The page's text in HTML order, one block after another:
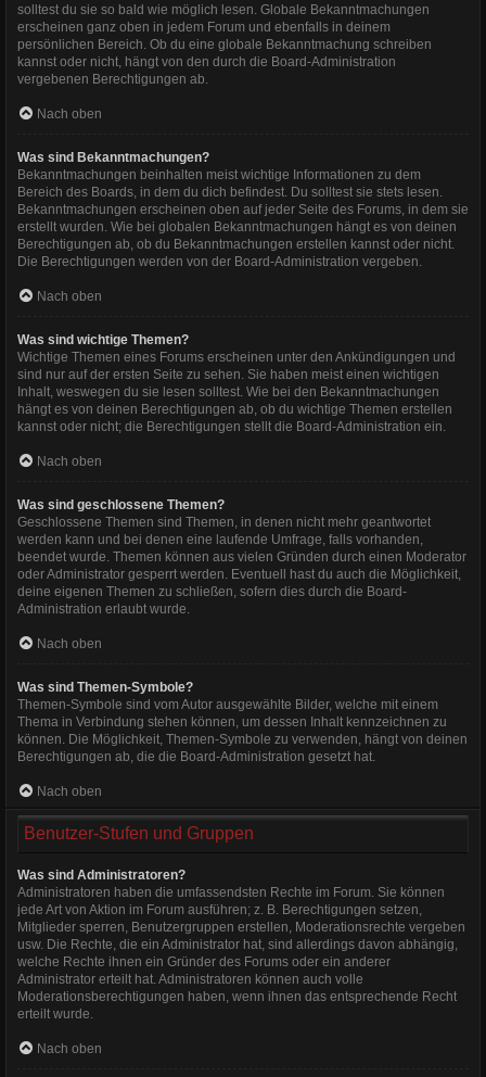
solltest du sie so bald wie möglich lesen. Globale Bekanntmachungen
erscheinen ganz oben in jedem Forum und ebenfalls in deinem
persönlichen Bereich. Ob du eine globale Bekanntmachung schreiben
kannst oder nicht, hängt von den durch die Board-Administration
vergebenen Berechtigungen ab.
Nach oben
Was sind Bekanntmachungen?
Bekanntmachungen beinhalten meist wichtige Informationen zu dem
Bereich des Boards, in dem du dich befindest. Du solltest sie stets lesen.
Bekanntmachungen erscheinen oben auf jeder Seite des Forums, in dem sie
erstellt wurden. Wie bei globalen Bekanntmachungen hängt es von deinen
Berechtigungen ab, ob du Bekanntmachungen erstellen kannst oder nicht.
Die Berechtigungen werden von der Board-Administration vergeben.
Nach oben
Was sind wichtige Themen?
Wichtige Themen eines Forums erscheinen unter den Ankündigungen und
sind nur auf der ersten Seite zu sehen. Sie haben meist einen wichtigen
Inhalt, weswegen du sie lesen solltest. Wie bei den Bekanntmachungen
hängt es von deinen Berechtigungen ab, ob du wichtige Themen erstellen
kannst oder nicht; die Berechtigungen stellt die Board-Administration ein.
Nach oben
Was sind geschlossene Themen?
Geschlossene Themen sind Themen, in denen nicht mehr geantwortet
werden kann und bei denen eine laufende Umfrage, falls vorhanden,
beendet wurde. Themen können aus vielen Gründen durch einen Moderator
oder Administrator gesperrt werden. Eventuell hast du auch die Möglichkeit,
deine eigenen Themen zu schließen, sofern dies durch die Board-
Administration erlaubt wurde.
Nach oben
Was sind Themen-Symbole?
Themen-Symbole sind vom Autor ausgewählte Bilder, welche mit einem
Thema in Verbindung stehen können, um dessen Inhalt kennzeichnen zu
können. Die Möglichkeit, Themen-Symbole zu verwenden, hängt von deinen
Berechtigungen ab, die die Board-Administration gesetzt hat.
Nach oben
Benutzer-Stufen und Gruppen
Was sind Administratoren?
Administratoren haben die umfassendsten Rechte im Forum. Sie können
jede Art von Aktion im Forum ausführen; z. B. Berechtigungen setzen,
Mitglieder sperren, Benutzergruppen erstellen, Moderationsrechte vergeben
usw. Die Rechte, die ein Administrator hat, sind allerdings davon abhängig,
welche Rechte ihnen ein Gründer des Forums oder ein anderer
Administrator erteilt hat. Administratoren können auch volle
Moderationsberechtigungen haben, wenn ihnen das entsprechende Recht
erteilt wurde.
Nach oben